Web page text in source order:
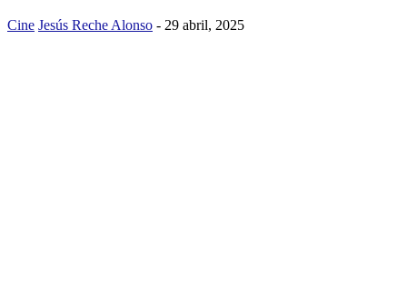
Cine Jesús Reche Alonso - 29 abril, 2025